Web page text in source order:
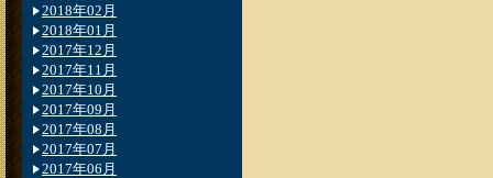
2018年02月
2018年01月
2017年12月
2017年11月
2017年10月
2017年09月
2017年08月
2017年07月
2017年06月